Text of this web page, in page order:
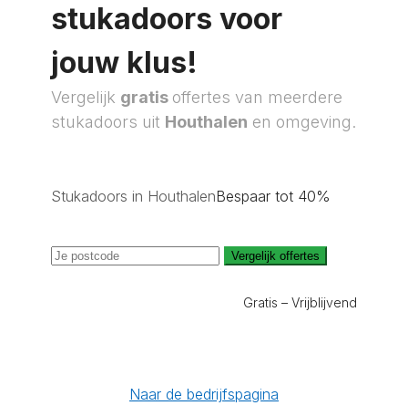
stukadoors voor
jouw klus!
Vergelijk gratis offertes van meerdere
stukadoors uit Houthalen en omgeving.
Stukadoors in HouthalenBespaar tot 40%
Vergelijk offertes
Gratis – Vrijblijvend
Naar de bedrijfspagina